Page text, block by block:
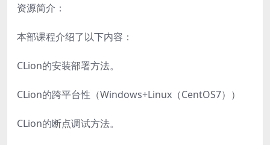
资源简介：
本部课程介绍了以下内容：
CLion的安装部署方法。
CLion的跨平台性（Windows+Linux（CentOS7））
CLion的断点调试方法。